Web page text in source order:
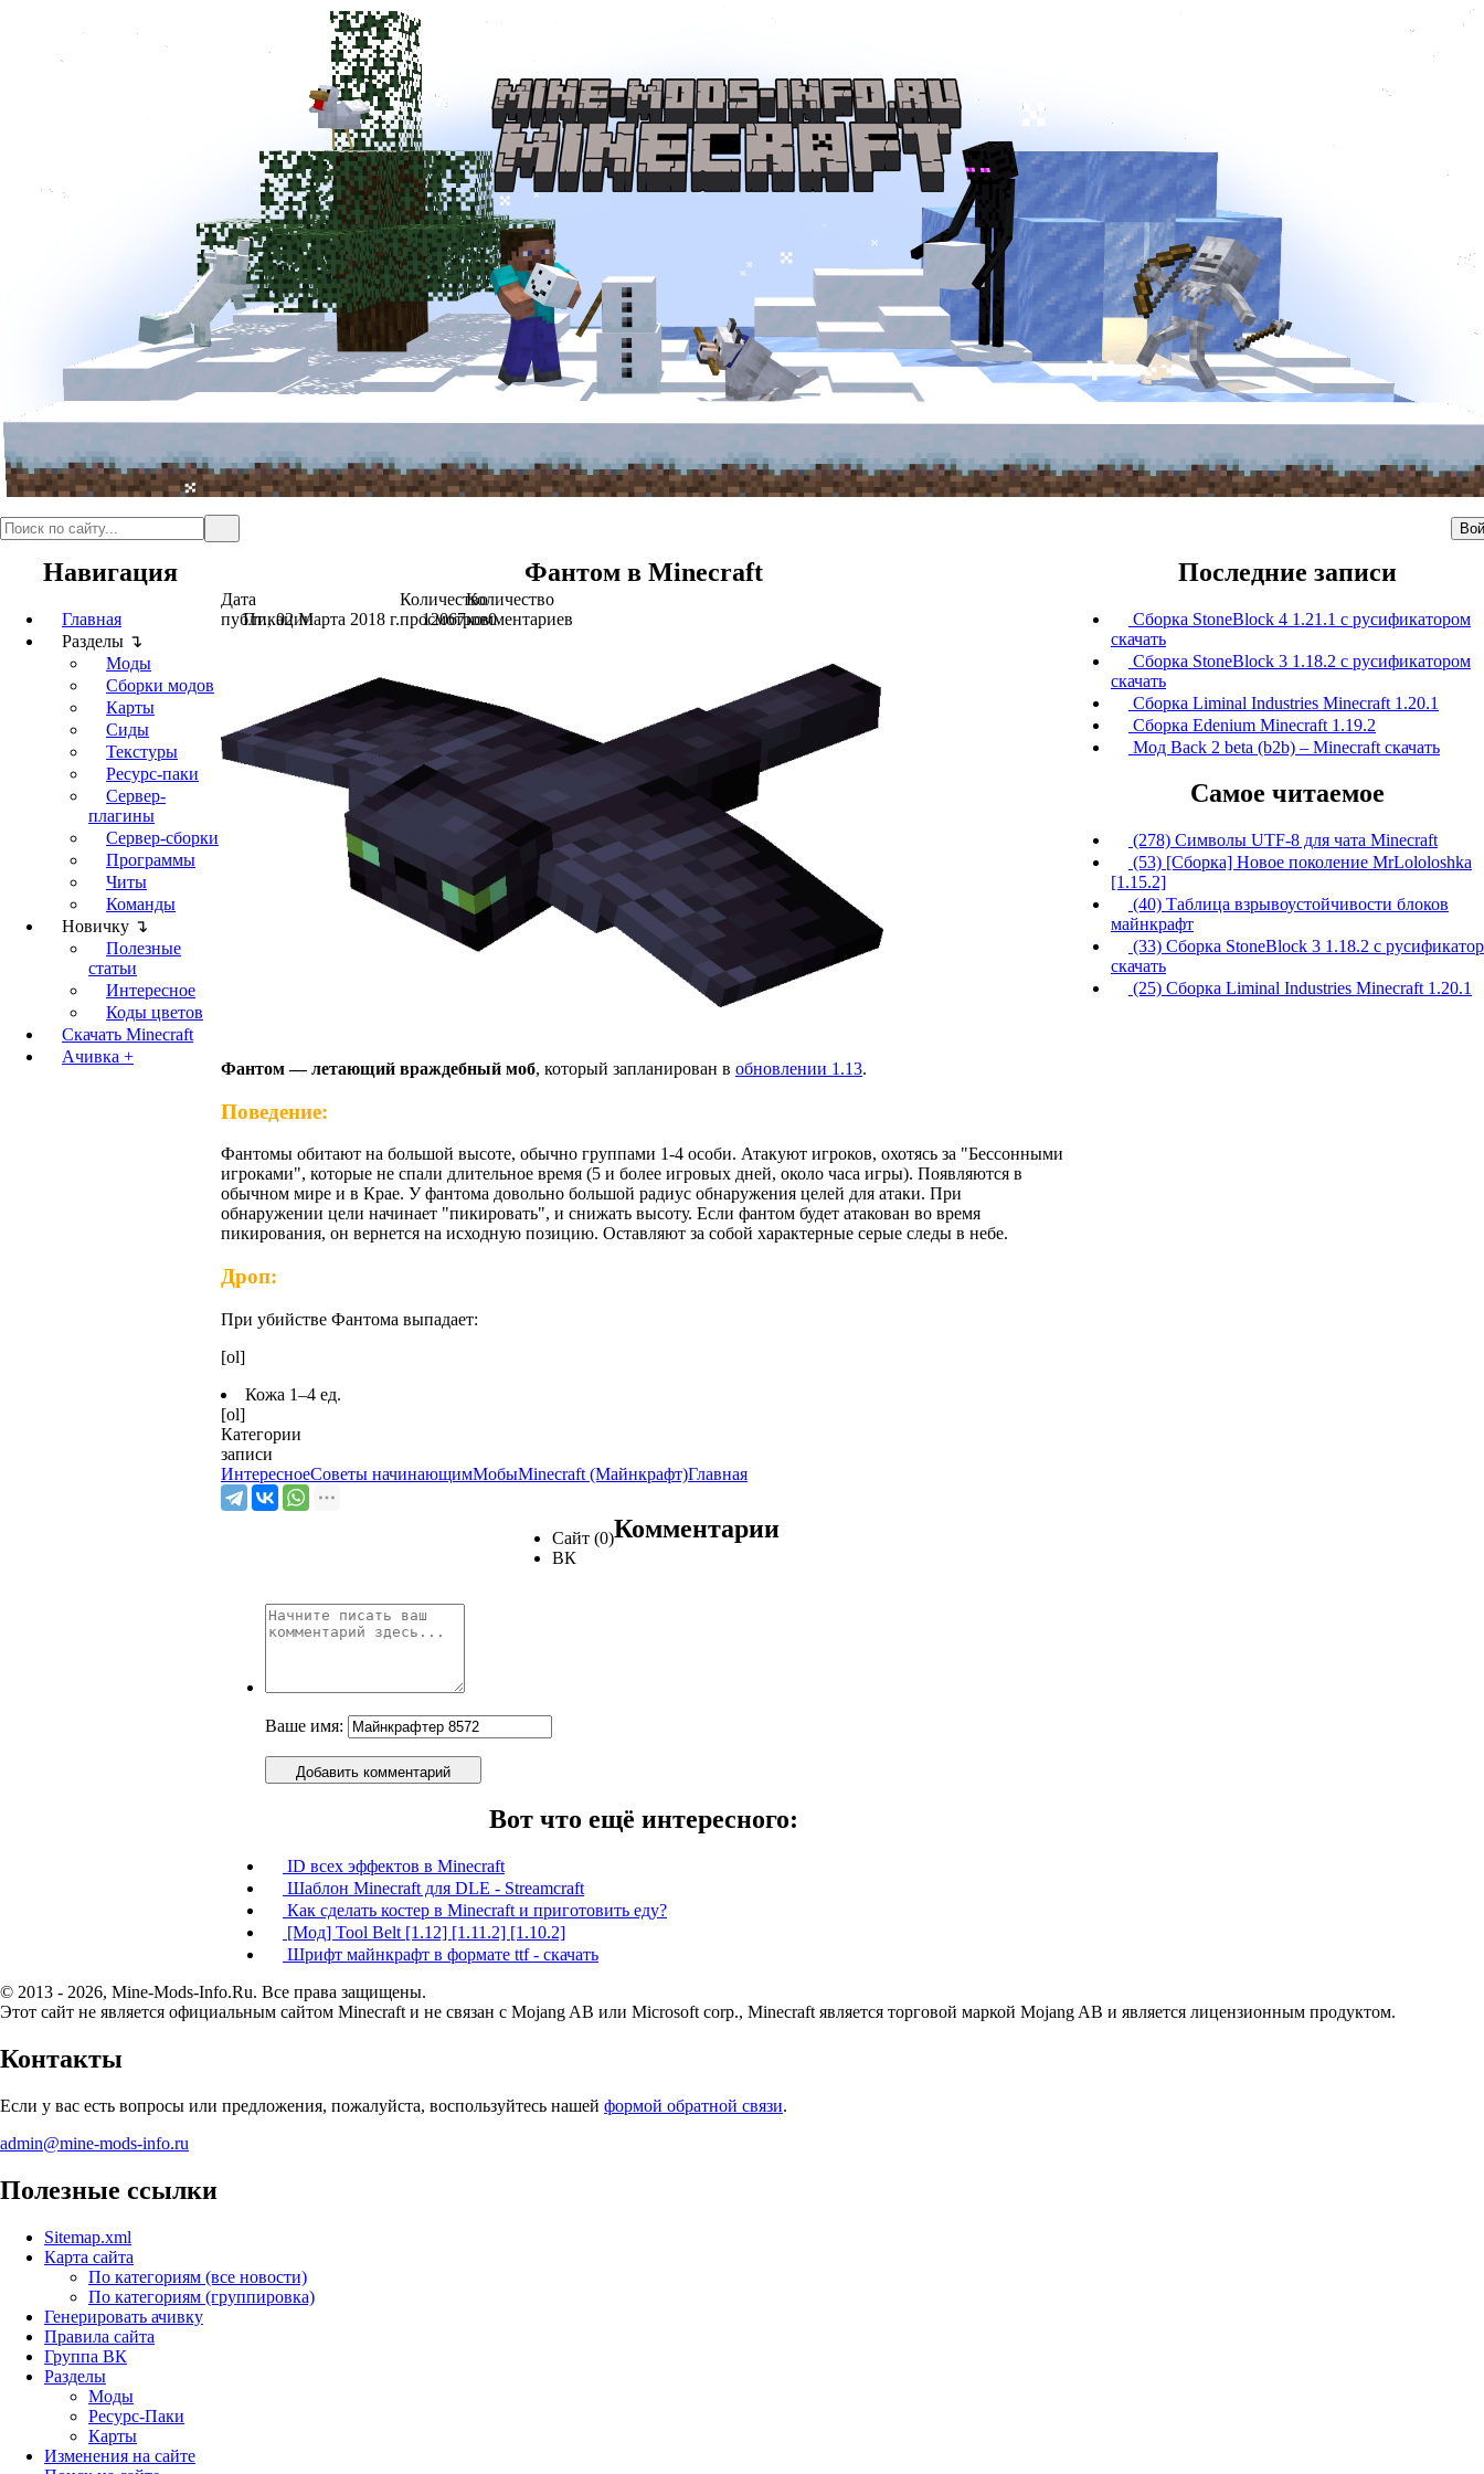
Навигация
Главная
Разделы ↴
Моды
Сборки модов
Карты
Сиды
Текстуры
Ресурс-паки
Сервер-
плагины
Сервер-сборки
Программы
Читы
Команды
Новичку ↴
Полезные
статьи
Интересное
Коды цветов
Скачать Minecraft
Ачивка +
Фантом в Minecraft
Дата
публикации
Пт., 02 Марта 2018 г.
Количество
просмотров
12067
Количество
комментариев
0
Фантом — летающий враждебный моб, который запланирован в обновлении 1.13.
Поведение:
Фантомы обитают на большой высоте, обычно группами 1-4 особи. Атакуют игроков, охотясь за "Бессонными
игроками", которые не спали длительное время (5 и более игровых дней, около часа игры). Появляются в
обычном мире и в Крае. У фантома довольно большой радиус обнаружения целей для атаки. При
обнаружении цели начинает "пикировать", и снижать высоту. Если фантом будет атакован во время
пикирования, он вернется на исходную позицию. Оставляют за собой характерные серые следы в небе.
Дроп:
При убийстве Фантома выпадает:
[ol]
Кожа 1–4 ед.
[ol]
Категории
записи
ИнтересноеСоветы начинающимМобыMinecraft (Майнкрафт)Главная
Сайт (0)
ВК
Комментарии
Ваше имя:
Добавить комментарий
Вот что ещё интересного:
ID всех эффектов в Minecraft
Шаблон Minecraft для DLE - Streamcraft
Как сделать костер в Minecraft и приготовить еду?
[Мод] Tool Belt [1.12] [1.11.2] [1.10.2]
Шрифт майнкрафт в формате ttf - скачать
Последние записи
Сборка StoneBlock 4 1.21.1 с русификатором
скачать
Сборка StoneBlock 3 1.18.2 с русификатором
скачать
Сборка Liminal Industries Minecraft 1.20.1
Сборка Edenium Minecraft 1.19.2
Мод Back 2 beta (b2b) – Minecraft скачать
Самое читаемое
(278) Символы UTF-8 для чата Minecraft
(53) [Сборка] Новое поколение MrLololoshka
[1.15.2]
(40) Таблица взрывоустойчивости блоков
майнкрафт
(33) Сборка StoneBlock 3 1.18.2 с
скачать
(25) Сборка Liminal Industries Minecraft 1.20.1
© 2013 - 2026, Mine-Mods-Info.Ru. Все права защищены.
Этот сайт не является официальным сайтом Minecraft и не связан с Mojang AB или Microsoft corp., Minecraft является торговой маркой Mojang AB и является лицензионным продуктом.
Контакты
Если у вас есть вопросы или предложения, пожалуйста, воспользуйтесь нашей формой обратной связи.
admin@mine-mods-info.ru
Полезные ссылки
Sitemap.xml
Карта сайта
По категориям (все новости)
По категориям (группировка)
Генерировать ачивку
Правила сайта
Группа ВК
Разделы
Моды
Ресурс-Паки
Карты
Изменения на сайте